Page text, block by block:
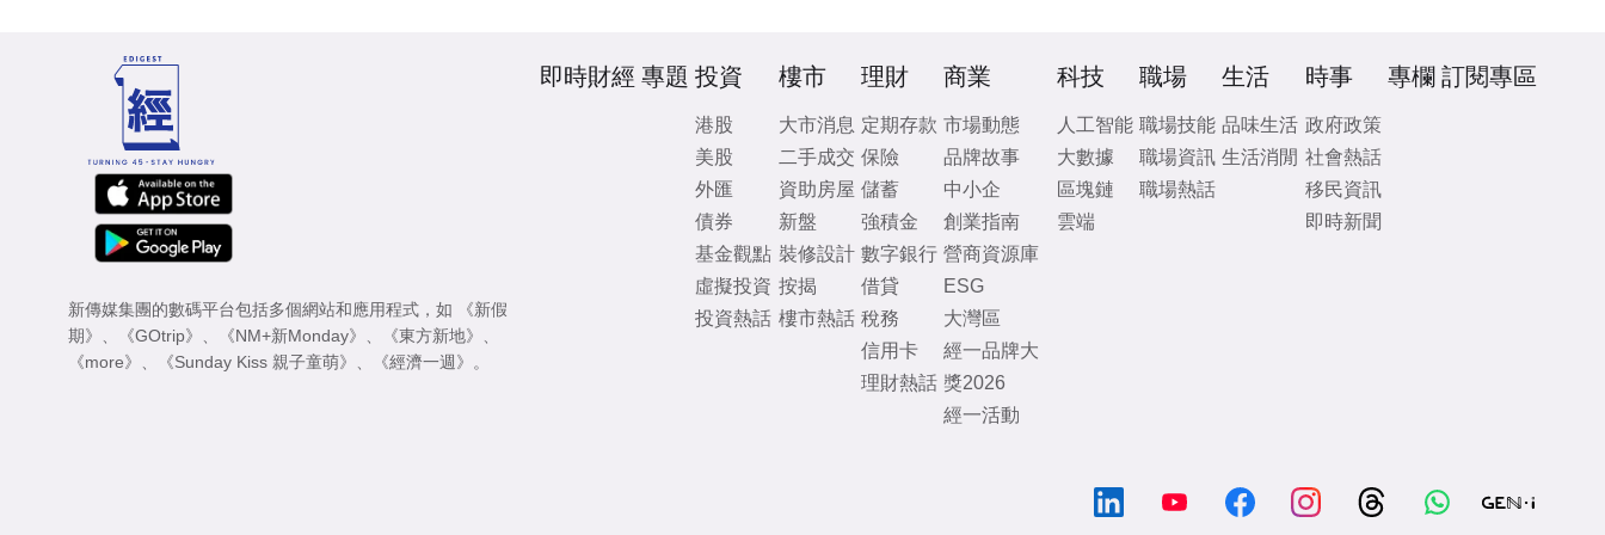
新傳媒集團的數碼平台包括多個網站和應用程式，如
《新假
期》
《GOtrip》 《NM+新Monday》 《東方新地》
《more》
《Sunday Kiss 親子童萌》 《經濟一週》 。
即時財經 專題 投資
港股
美股
外匯
債券
基金觀點
虛擬投資
投資熱話
樓市
大市消息
二手成交
資助房屋
新盤
裝修設計
按揭
樓市熱話
理財
定期存款
保險
儲蓄
強積金
數字銀行
借貸
稅務
信用卡
理財熱話
商業
市場動態
品牌故事
中小企
創業指南
營商資源庫
ESG
大灣區
經一品牌大
獎2026
經一活動
科技
人工智能
大數據
區塊鏈
雲端
職場
職場技能
職場資訊
職場熱話
生活
品味生活
生活消閒
時事
政府政策
社會熱話
移民資訊
即時新聞
專欄 訂閱專區